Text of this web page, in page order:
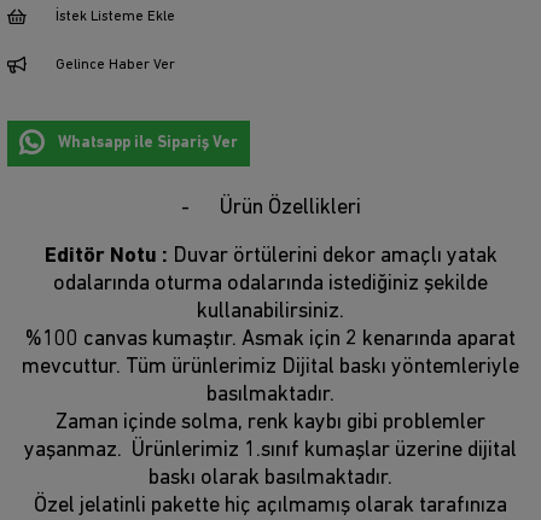
İstek Listeme Ekle
Gelince Haber Ver
Whatsapp ile Sipariş Ver
Ürün Özellikleri
Editör Notu : Duvar örtülerini dekor amaçlı yatak
odalarında oturma odalarında istediğiniz şekilde
kullanabilirsiniz.
%100 canvas kumaştır. Asmak için 2 kenarında aparat
mevcuttur. Tüm ürünlerimiz Dijital baskı yöntemleriyle
basılmaktadır.
Zaman içinde solma, renk kaybı gibi problemler
yaşanmaz. Ürünlerimiz 1.sınıf kumaşlar üzerine dijital
baskı olarak basılmaktadır.
Özel jelatinli pakette hiç açılmamış olarak tarafınıza